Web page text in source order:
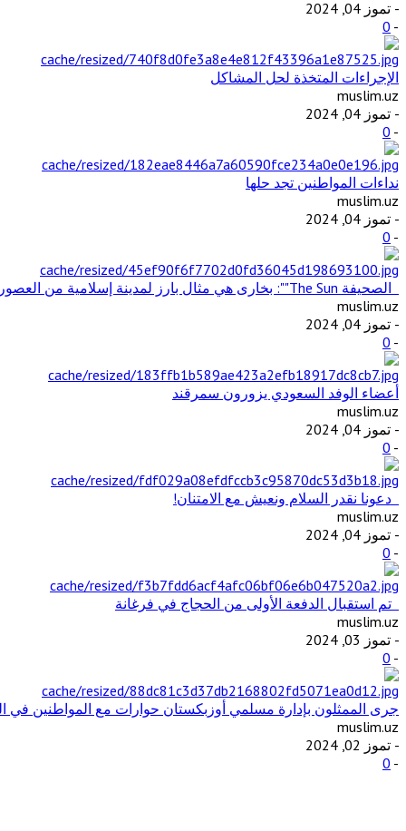
- تموز 04, 2024
-
0
الإجراءات المتخذة لحل المشاكل
muslim.uz
- تموز 04, 2024
-
0
نداءات المواطنين تجد حلها
muslim.uz
- تموز 04, 2024
-
0
الصحيفة The Sun"": بخارى هي مثال بارز لمدينة إسلامية من العصور الوسطى في آسيا الوسطى
muslim.uz
- تموز 04, 2024
-
0
أعضاء الوفد السعودي يزورون سمرقند
muslim.uz
- تموز 04, 2024
-
0
دعونا نقدر السلام ونعيش مع الامتنان!
muslim.uz
- تموز 04, 2024
-
0
تم استقبال الدفعة الأولى من الحجاج في فرغانة
muslim.uz
- تموز 03, 2024
-
0
جرى الممثلون بإدارة مسلمي أوزبكستان حوارات مع المواطنين في
muslim.uz
- تموز 02, 2024
-
0